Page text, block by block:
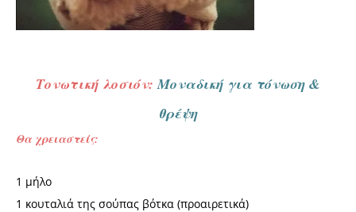
Τονωτική λοσιόν:Μοναδική για τόνωση &
θρέψη
Θα χρειαστείς:
1 μήλο
1 κουταλιά της σούπας βότκα (προαιρετικά)